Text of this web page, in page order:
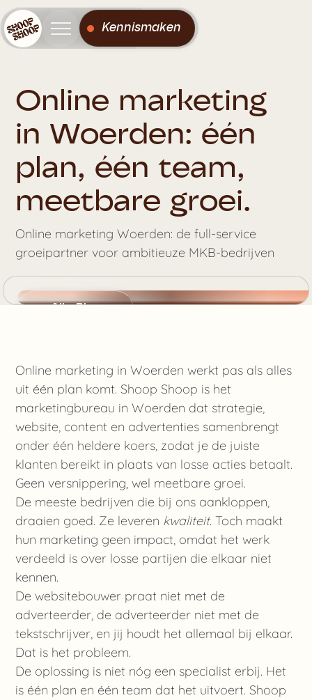
Kennismaken
Online marketing
in Woerden: één
plan, één team,
meetbare groei.
Online marketing Woerden: de full-service
groeipartner voor ambitieuze MKB-bedrijven
Geschreven door Benjamin
juli 04, 2026
Alle Blogs
Online marketing in Woerden werkt pas als alles
uit één plan komt. Shoop Shoop is het
marketingbureau in Woerden dat strategie,
website, content en advertenties samenbrengt
onder één heldere koers, zodat je de juiste
klanten bereikt in plaats van losse acties betaalt.
Geen versnippering, wel meetbare groei.
De meeste bedrijven die bij ons aankloppen,
draaien goed. Ze leveren kwaliteit. Toch maakt
hun marketing geen impact, omdat het werk
verdeeld is over losse partijen die elkaar niet
kennen.
De websitebouwer praat niet met de
adverteerder, de adverteerder niet met de
tekstschrijver, en jij houdt het allemaal bij elkaar.
Dat is het probleem.
De oplossing is niet nóg een specialist erbij. Het
is één plan en één team dat het uitvoert. Shoop